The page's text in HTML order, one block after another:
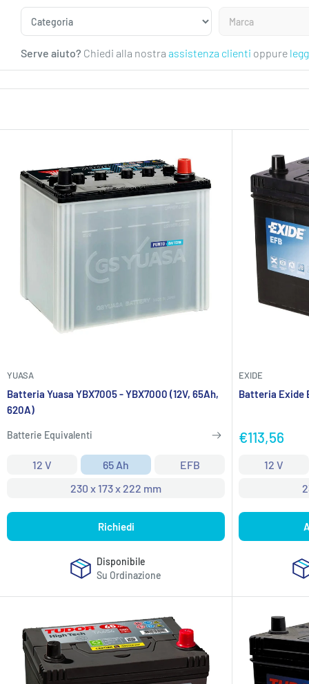
Serve aiuto? Chiedi alla nostra assistenza clienti oppure
YUASA
Batteria Yuasa YBX7005 - YBX7000 (12V, 65Ah,
620A)
Batterie Equivalenti
65 Ah
12 V
EFB
230 x 173 x 222 mm
Richiedi
Disponibile
Su Ordinazione
EXIDE
Batteria Exide
Prezzo
€113,56
12 V